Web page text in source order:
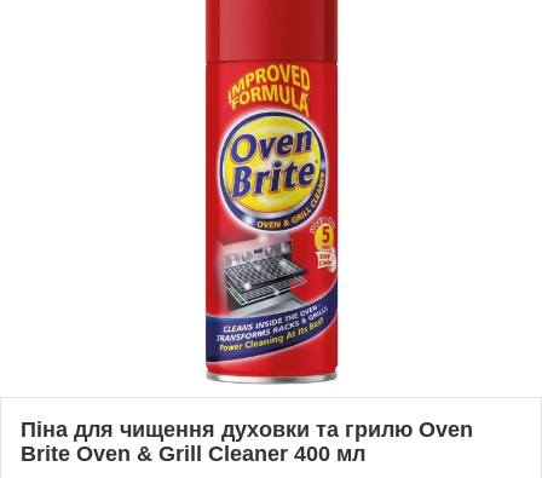
Піна для чищення духовки та грилю Oven
Brite Oven & Grill Cleaner 400 мл